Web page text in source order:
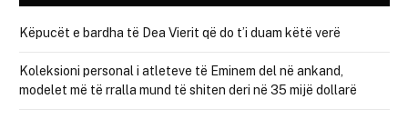
Këpucët e bardha të Dea Vierit që do t’i duam këtë verë
Koleksioni personal i atleteve të Eminem del në ankand,
modelet më të rralla mund të shiten deri në 35 mijë dollarë